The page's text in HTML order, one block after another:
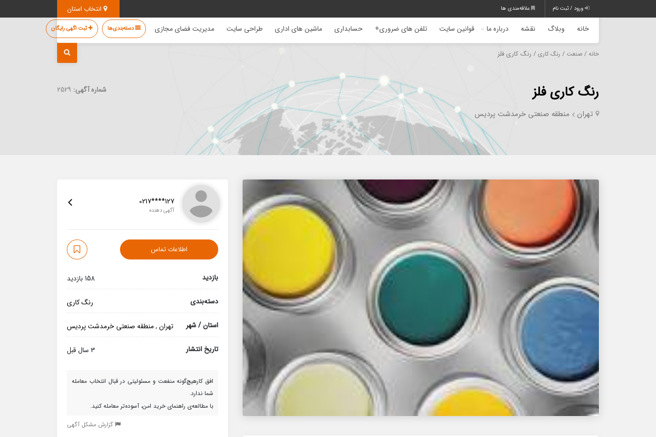
ورود / ثبت نام علاقه‌مندی ها
خانه وبلاگ نقشه درباره ما قوانین سایت تلفن های ضروری+ حسابداری ماشین های اداری طراحی سایت مدیریت فضای مجازی دسته‌بندی‌ها ثبت اگهی رایگان
خانه / صنعت / رنگ کاری / رنگ کاری فلز
رنگ کاری فلز
تهران منطقه صنعتی خرمدشت پردیس
شماره آگهی: 2529
0217****127
آگهی دهنده
اطلاعات تماس
بازدید 158 بازدید
دسته‌بندی رنگ کاری
استان / شهر تهران ,منطقه صنعتی خرمدشت پردیس
تاریخ انتشار 3 سال قبل
افق کارهیچ‌گونه منفعت و مسئولیتی در قبال انتخاب معامله
شما ندارد.
با مطالعه‌ی راهنمای خرید امن، آسوده‌تر معامله کنید.
گزارش مشکل آگهی